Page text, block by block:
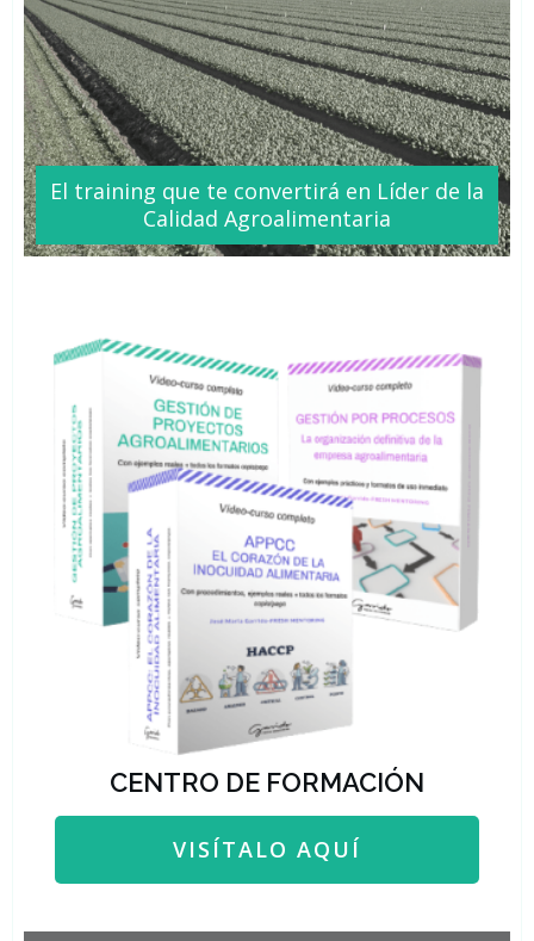
El training que te convertirá en Líder de la
Calidad Agroalimentaria
CENTRO DE FORMACIÓN
VISÍTALO AQUÍ